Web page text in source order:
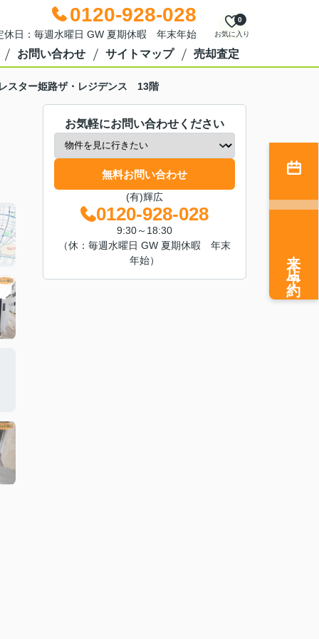
0120-928-028
日：毎週水曜日 GW 夏期休暇 年末年始 お気に入り
0
お問い合わせ サイトマップ 売却査定
スター姫路ザ・レジデンス 13階
お気軽にお問い合わせください
無料お問い合わせ
(有)輝広
0120-928-028
9:30～18:30
（休：毎週水曜日 GW 夏期休暇 年末
年始）
来店予約